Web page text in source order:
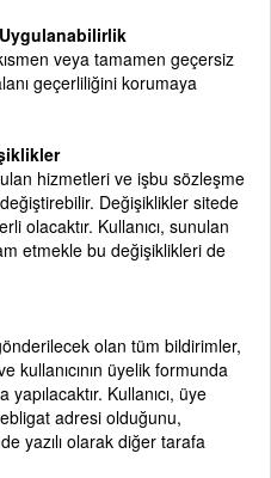
veya tamamen geçersiz
geçerliliğini korumaya
hizmetleri ve işbu sözleşme
Değişiklikler sitede
olacaktır. Kullanıcı, sunulan
etmekle bu değişiklikleri de
olan tüm bildirimler,
kullanıcının üyelik formunda
Kullanıcı, üye
adresi olduğunu,
yazılı olarak diğer tarafa